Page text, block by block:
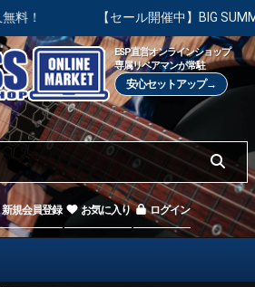
【セール開催中】BIG SUMMER
ESP直営オンラインショップ
専属リペアマンが常駐
安心セットアップ→
新規会員登録 お気に入り ログイン